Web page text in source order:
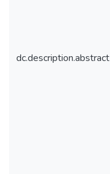
dc.description.abstract